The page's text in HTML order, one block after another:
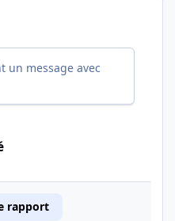
un message avec
rapport